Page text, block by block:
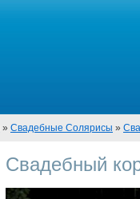
» Свадебные Солярисы »
Свадебный